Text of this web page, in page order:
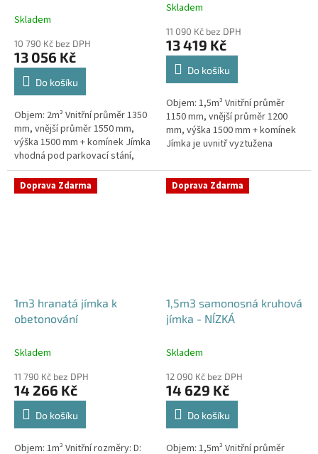
Skladem
10 790 Kč bez DPH
13 056 Kč
Do košíku
Objem: 2m³ Vnitřní průměr 1350
mm, vnější průměr 1550 mm,
výška 1500 mm + komínek Jímka
vhodná pod parkovací stání,
komunikace i terasy Průměr
přítoku specifikujte v...
Průměrné
produktu
je
4,2
hvězdiček.
Skladem
11 090 Kč bez DPH
13 419 Kč
Do košíku
Objem: 1,5m³ Vnitřní průměr
1150 mm, vnější průměr 1200
mm, výška 1500 mm + komínek
Jímka je uvnitř vyztužena
garanci její
samonosnosti.Kvalitní, pevná...
Doprava Zdarma
1m3 hranatá jímka k
obetonování
Skladem
11 790 Kč bez DPH
14 266 Kč
Do košíku
Objem: 1m³ Vnitřní rozměry: D:
Doprava Zdarma
1,5m3 samonosná kruhová
jímka - NÍZKÁ
Skladem
12 090 Kč bez DPH
14 629 Kč
Do košíku
Objem: 1,5m³ Vnitřní průměr